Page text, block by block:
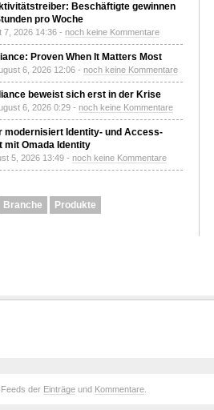
Beschäftigte gewinnen
pro Woche
7, 2026 14:36 - noch keine Kommentare
Proven When It Matters Most
6, 2026 12:06 - noch keine Kommentare
beweist sich erst in der Krise
6, 2026 0:29 - noch keine Kommentare
modernisiert Identity- und Access-
mit Omada Identity
5, 2026 13:49 - noch keine Kommentare
Branche Produkte
der Einträge und Kommentare